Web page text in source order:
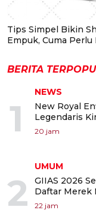
Tips Simpel Bikin
Empuk, Cuma
BERITA
1
NEWS
New Royal
Legendaris
20 jam
2
UMUM
GIIAS 2026
Daftar Merek
22 jam